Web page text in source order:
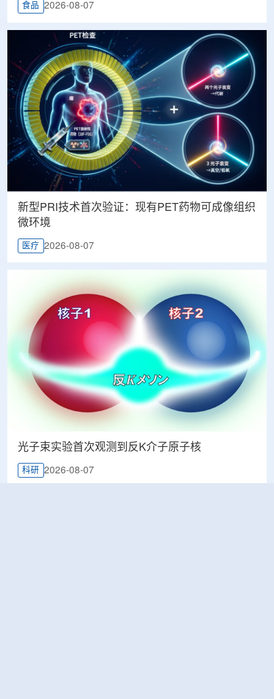
食品 2026-08-07
新型PRI技术首次验证：现有PET药物可成像组织
微环境
医疗 2026-08-07
光子束实验首次观测到反K介子原子核
科研 2026-08-07